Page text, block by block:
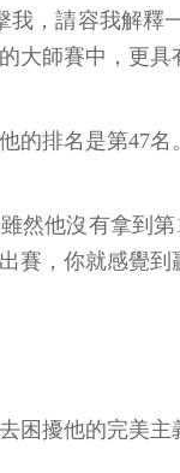
我，請容我解釋
大師賽中，更具
的排名是第47名。
然他沒有拿到
賽，你就感覺到
困擾他的完美